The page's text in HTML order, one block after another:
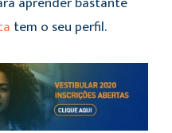
tem o seu perfil.